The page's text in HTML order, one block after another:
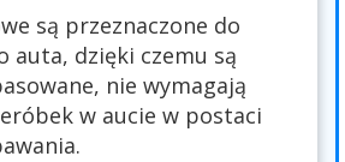
są przeznaczone do
auta, dzięki czemu są
nie wymagają
w aucie w postaci